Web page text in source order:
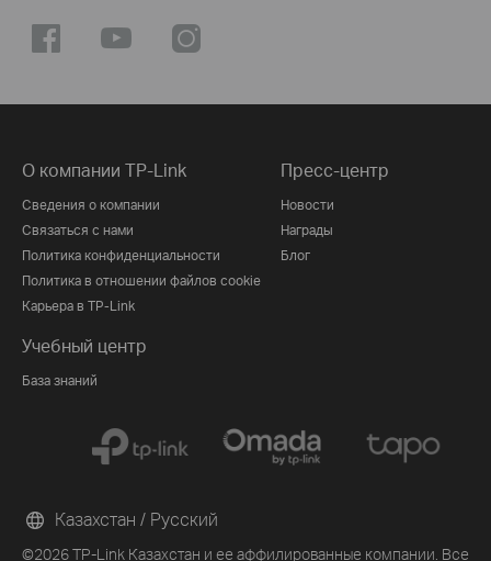
О компании TP-Link
Сведения о компании
Связаться с нами
Политика конфиденциальности
Политика в отношении файлов cookie
Карьера в TP-Link
Пресс-центр
Новости
Награды
Блог
Учебный центр
База знаний
©2026 TP-Link Казахстан и ее аффилированные компании. Все
Казахстан / Русский